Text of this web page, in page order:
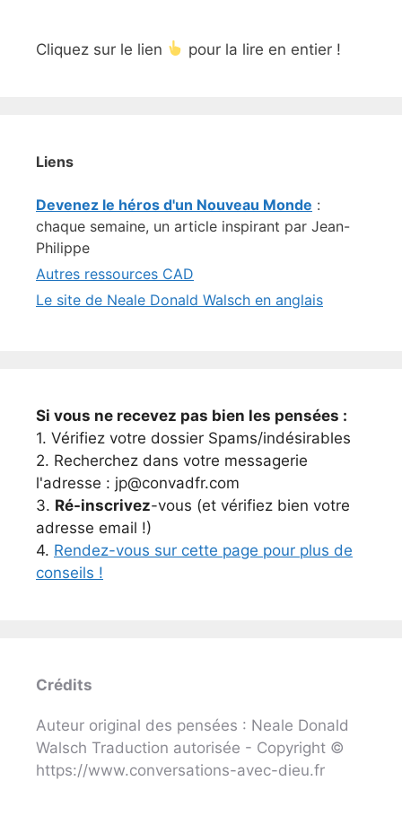
Cliquez sur le lien pour la lire en entier !
Liens
Devenez le héros d'un Nouveau Monde :
chaque semaine, un article inspirant par Jean-
Philippe
Autres ressources CAD
Le site de Neale Donald Walsch en anglais
Si vous ne recevez pas bien les pensées :
1. Vérifiez votre dossier Spams/indésirables
2. Recherchez dans votre messagerie
l'adresse : jp@convadfr.com
3. Ré-inscrivez-vous (et vérifiez bien votre
adresse email !)
4. Rendez-vous sur cette page pour plus de
conseils !
Crédits
Auteur original des pensées : Neale Donald
Walsch Traduction autorisée - Copyright ©
https://www.conversations-avec-dieu.fr